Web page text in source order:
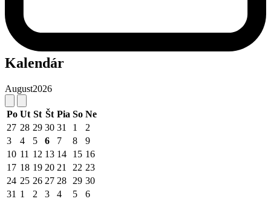
Kalendár
August2026
Po Ut St Št Pia So Ne
27 28 29 30 31 1
2
3
4 5 6 7 8
9
10 11 12 13 14 15 16
17 18 19 20 21 22 23
24 25 26 27 28 29 30
31 1 2 3 4 5 6